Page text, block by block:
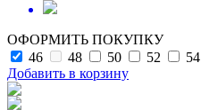
ОФОРМИТЬ ПОКУПКУ
46
48 50 52 54
Добавить в корзину